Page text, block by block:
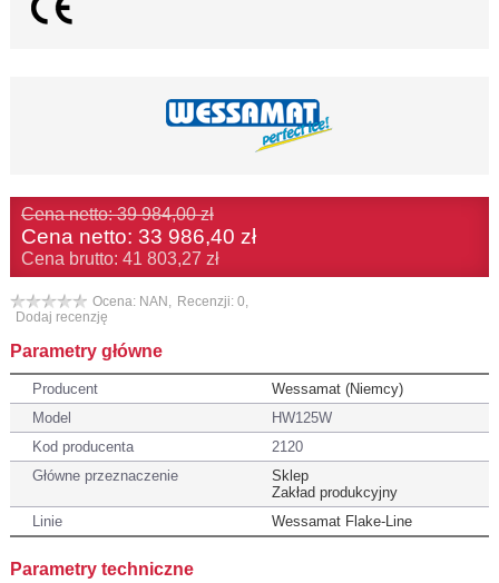
Cena netto: 39 984,00 zł
Cena netto: 33 986,40 zł
Cena brutto: 41 803,27 zł
Ocena: NAN, Recenzji: 0,
Dodaj recenzję
Parametry główne
Producent
Wessamat (Niemcy)
Model
HW125W
Kod producenta
2120
Główne przeznaczenie
Sklep
Zakład produkcyjny
Linie
Wessamat Flake-Line
Parametry techniczne